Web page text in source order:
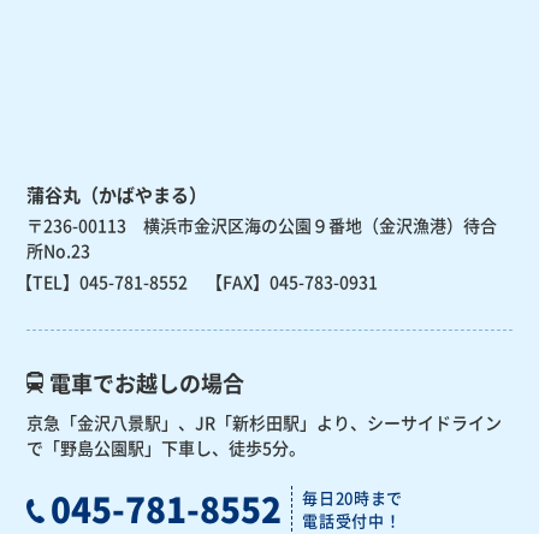
蒲谷丸（かばやまる）
〒236-00113 横浜市金沢区海の公園９番地（金沢漁港）待合
所No.23
【TEL】045-781-8552 【FAX】045-783-0931
電車でお越しの場合
京急「金沢八景駅」、JR「新杉田駅」より、 シーサイドライン
で「野島公園駅」下車し、徒歩5分。
045-781-8552
毎日20時まで
電話受付中！